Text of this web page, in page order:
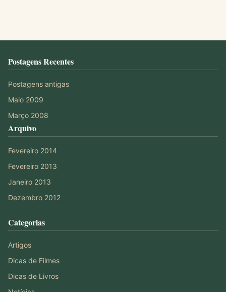
Postagens Recentes
Postagens antigas
Maio 2009
Março 2008
Arquivo
Fevereiro 2014
Fevereiro 2013
Janeiro 2013
Dezembro 2012
Categorias
Artigos
Dicas de Filmes
Dicas de Livros